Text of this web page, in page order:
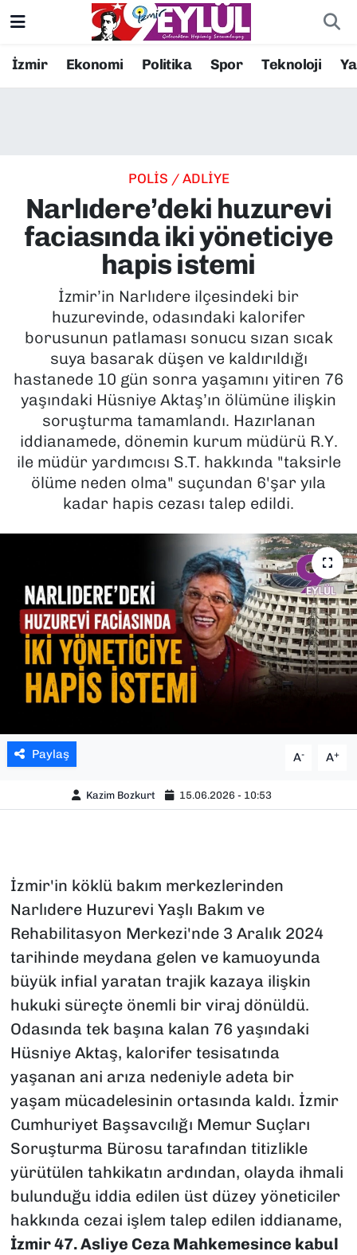
İzmir Ekonomi Politika Spor Teknoloji
POLİS / ADLİYE
Narlıdere’deki huzurevi
faciasında iki yöneticiye
hapis istemi
İzmir’in Narlıdere ilçesindeki bir
huzurevinde, odasındaki kalorifer
borusunun patlaması sonucu sızan sıcak
suya basarak düşen ve kaldırıldığı
hastanede 10 gün sonra yaşamını yitiren 76
yaşındaki Hüsniye Aktaş’ın ölümüne ilişkin
soruşturma tamamlandı. Hazırlanan
iddianamede, dönemin kurum müdürü R.Y.
ile müdür yardımcısı S.T. hakkında "taksirle
ölüme neden olma" suçundan 6'şar yıla
kadar hapis cezası talep edildi.
Paylaş A- A+
Kazim Bozkurt 15.06.2026 - 10:53
İzmir'in köklü bakım merkezlerinden
Narlıdere Huzurevi Yaşlı Bakım ve
Rehabilitasyon Merkezi'nde 3 Aralık 2024
tarihinde meydana gelen ve kamuoyunda
büyük infial yaratan trajik kazaya ilişkin
hukuki süreçte önemli bir viraj dönüldü.
Odasında tek başına kalan 76 yaşındaki
Hüsniye Aktaş, kalorifer tesisatında
yaşanan ani arıza nedeniyle adeta bir
yaşam mücadelesinin ortasında kaldı. İzmir
Cumhuriyet Başsavcılığı Memur Suçları
Soruşturma Bürosu tarafından titizlikle
yürütülen tahkikatın ardından, olayda ihmali
bulunduğu iddia edilen üst düzey yöneticiler
hakkında cezai işlem talep edilen iddianame,
İzmir 47. Asliye Ceza Mahkemesince kabul
Resmi İlanlar
EKONOMİ
KÜLTÜR SANAT
MAGAZİN
POLİTİKA
SAĞLIK
SPOR
TEKNOLOJİ
YAŞAM
Konak Nöbetçi Eczaneler
Süper Lig Puan Durumu ve Fikstür
Tüm Manşetler
Son Dakika Haberleri
Haber Arşivi